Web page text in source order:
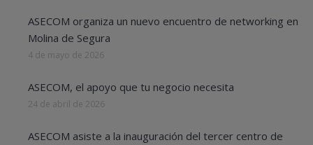
ASECOM organiza un nuevo encuentro de networking en
Molina de Segura
4 de mayo de 2026
ASECOM, el apoyo que tu negocio necesita
24 de abril de 2026
ASECOM asiste a la inauguración del tercer centro de